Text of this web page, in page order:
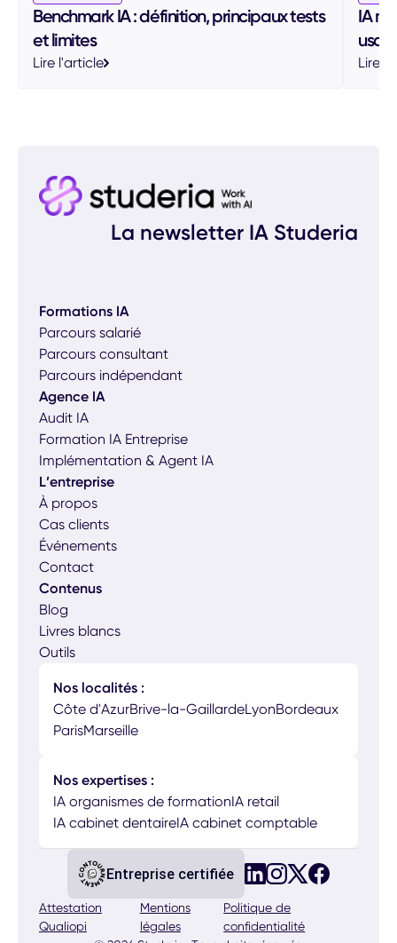
Benchmark IA : définition, principaux tests
et limites
Lire l'article
IA
Lire
La newsletter IA Studeria
Formations IA
Parcours salarié
Parcours consultant
Parcours indépendant
Agence IA
Audit IA
Formation IA Entreprise
Implémentation & Agent IA
L’entreprise
À propos
Cas clients
Événements
Contact
Contenus
Blog
Livres blancs
Outils
Nos localités :
Côte d'AzurBrive-la-GaillardeLyonBordeaux
ParisMarseille
Nos expertises :
IA organismes de formationIA retail
IA cabinet dentaireIA cabinet comptable
Attestation
Qualiopi
Mentions
légales
Politique de
confidentialité
Entreprise certifiée